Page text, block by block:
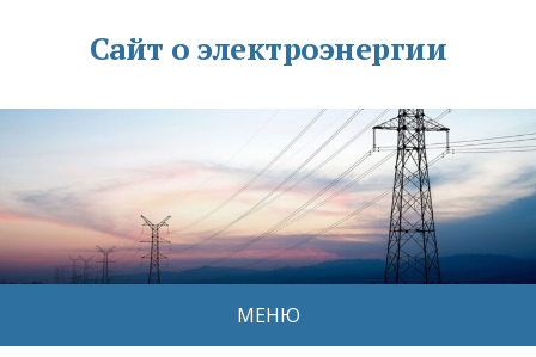
Сайт о электроэнергии
МЕНЮ